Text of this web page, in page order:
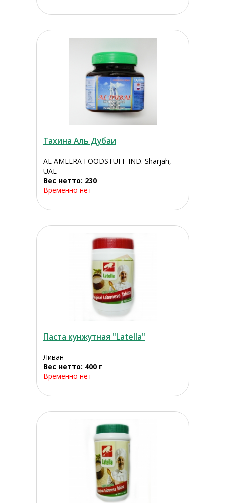
Тахина Аль Дубаи
AL AMEERA FOODSTUFF IND. Sharjah,
UAE
Вес нетто: 230
Временно нет
Паста кунжутная "Latella"
Ливан
Вес нетто: 400 г
Временно нет